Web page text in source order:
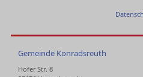
Gemeinde Konradsreuth
Hofer Str. 8